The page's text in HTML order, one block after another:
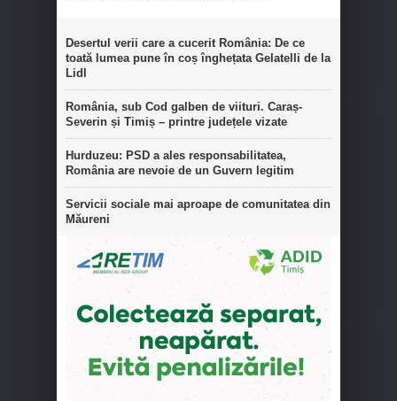
Desertul verii care a cucerit România: De ce
toată lumea pune în coș înghețata Gelatelli de la
Lidl
România, sub Cod galben de viituri. Caraș-
Severin și Timiș – printre județele vizate
Hurduzeu: PSD a ales responsabilitatea,
România are nevoie de un Guvern legitim
Servicii sociale mai aproape de comunitatea din
Măureni